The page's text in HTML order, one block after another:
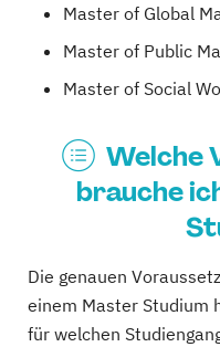
Master of Global
Master of Public
Master of Social
Welche
brauche
Die genauen
einem Master Studium
für welchen